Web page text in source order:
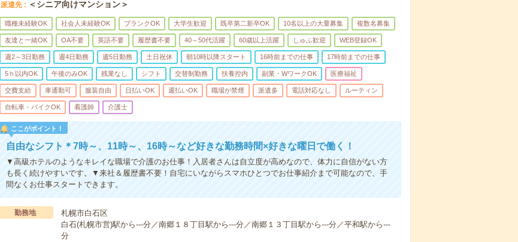
派遣先 ＜シニア向けマンション＞
職種未経験OK 社会人未経験OK ブランクOK 大学生歓迎 既卒第二新卒OK 10名以上の大量募集 複数名募集
友達と一緒OK OA不要 英語不要 履歴書不要 40～50代活躍 60歳以上活躍 しゅふ歓迎 WEB登録OK
週2～3日勤務 週4日勤務 週5日勤務 土日祝休 朝10時以降スタート 16時前までの仕事 17時前までの仕事
5ｈ以内OK 午後のみOK 残業なし シフト 交替制勤務 扶養控内 副業・WワークOK 医療福祉
交費支給 車通勤可 服装自由 日払いOK 週払いOK 職場が禁煙 派遣多 電話対応なし ルーティン
自転車・バイクOK 看護師 介護士
ここがポイント！
自由なシフト＊7時～、11時～、16時～など好きな勤務時間×好きな曜日で働く！
▼高級ホテルのようなキレイな職場で介護のお仕事！入居者さんは自立度が高めなので、体力に自信がない方
も長く続けやすいです。▼来社＆履歴書不要！自宅にいながらスマホひとつでお仕事紹介まで可能なので、手
間なくお仕事スタートできます。
勤務地
札幌市白石区
白石(札幌市営)駅から---分／南郷１８丁目駅から---分／南郷１３丁目駅から---分／平和駅から---
分